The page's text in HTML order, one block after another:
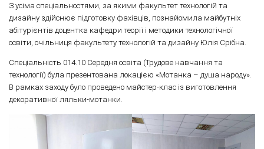
З усіма спеціальностями, за якими факультет технологій та
дизайну здійснює підготовку фахівців, познайомила майбутніх
абітурієнтів доцентка кафедри теорії і методики технологічної
освіти, очільниця факультету технологій та дизайну Юлія Срібна.
Спеціальність 014.10 Середня освіта (Трудове навчання та
технології) була презентована локацією «Мотанка – душа народу».
В рамках заходу було проведено майстер-клас із виготовлення
декоративної ляльки-мотанки.